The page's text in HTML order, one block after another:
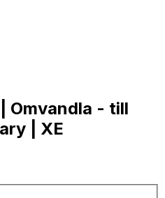
Omvandla - till
| XE